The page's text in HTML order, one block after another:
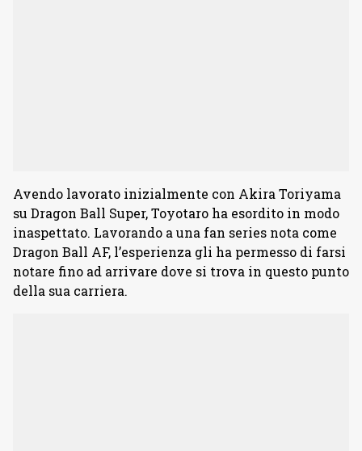
Avendo lavorato inizialmente con Akira Toriyama
su Dragon Ball Super, Toyotaro ha esordito in modo
inaspettato. Lavorando a una fan series nota come
Dragon Ball AF, l’esperienza gli ha permesso di farsi
notare fino ad arrivare dove si trova in questo punto
della sua carriera.